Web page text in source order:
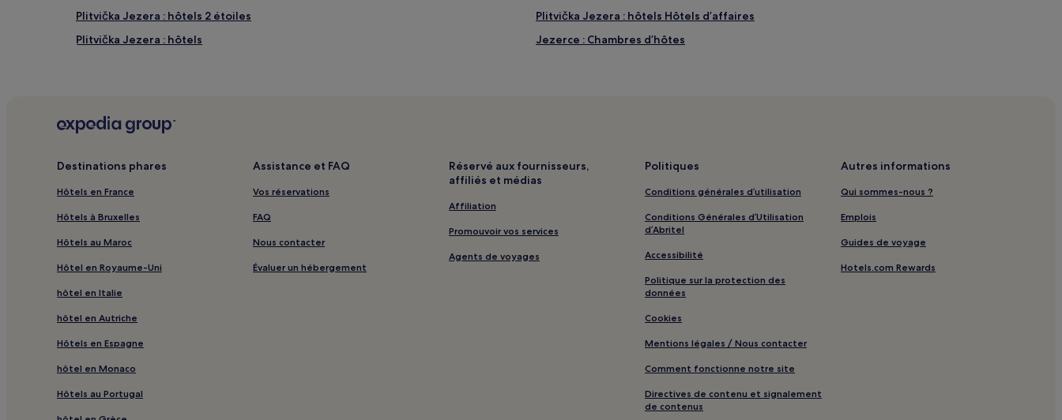
Plitvička Jezera : hôtels 2 étoiles
Plitvička Jezera : hôtels Hôtels d’affaires
Plitvička Jezera : hôtels
Jezerce : Chambres d’hôtes
Destinations phares
Hôtels en France
Hôtels à Bruxelles
Hôtels au Maroc
Hôtel en Royaume-Uni
hôtel en Italie
hôtel en Autriche
Hôtels en Espagne
hôtel en Monaco
Hôtels au Portugal
Assistance et FAQ
Vos réservations
FAQ
Nous contacter
Évaluer un hébergement
Réservé aux fournisseurs,
affiliés et médias
Affiliation
Promouvoir vos services
Agents de voyages
Politiques
Conditions générales d’utilisation
Conditions Générales d’Utilisation
d’Abritel
Accessibilité
Politique sur la protection des
données
Cookies
Mentions légales / Nous contacter
Comment fonctionne notre site
Directives de contenu et signalement
de contenus
Autres informations
Qui sommes-nous ?
Emplois
Guides de voyage
Hotels.com Rewards